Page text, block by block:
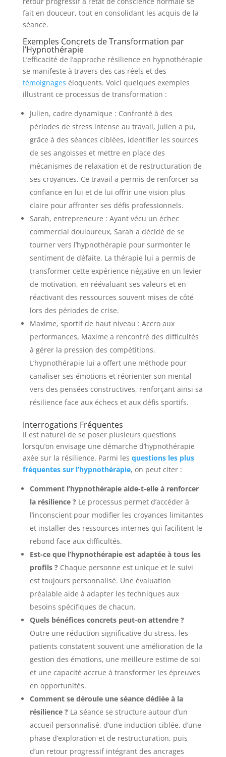
fait en douceur, tout en consolidant les acquis de la
séance.
Exemples Concrets de Transformation par
l’Hypnothérapie
L’efficacité de l’approche résilience en hypnothérapie
se manifeste à travers des cas réels et des
témoignages éloquents. Voici quelques exemples
illustrant ce processus de transformation :
Julien, cadre dynamique : Confronté à des
périodes de stress intense au travail, Julien a pu,
grâce à des séances ciblées, identifier les sources
de ses angoisses et mettre en place des
mécanismes de relaxation et de restructuration de
ses croyances. Ce travail a permis de renforcer sa
confiance en lui et de lui offrir une vision plus
claire pour affronter ses défis professionnels.
Sarah, entrepreneure : Ayant vécu un échec
commercial douloureux, Sarah a décidé de se
tourner vers l’hypnothérapie pour surmonter le
sentiment de défaite. La thérapie lui a permis de
transformer cette expérience négative en un levier
de motivation, en réévaluant ses valeurs et en
réactivant des ressources souvent mises de côté
lors des périodes de crise.
Maxime, sportif de haut niveau : Accro aux
performances, Maxime a rencontré des difficultés
à gérer la pression des compétitions.
L’hypnothérapie lui a offert une méthode pour
canaliser ses émotions et réorienter son mental
vers des pensées constructives, renforçant ainsi sa
résilience face aux échecs et aux défis sportifs.
Interrogations Fréquentes
Il est naturel de se poser plusieurs questions
lorsqu’on envisage une démarche d’hypnothérapie
axée sur la résilience. Parmi les questions les plus
fréquentes sur l’hypnothérapie, on peut citer :
Comment l’hypnothérapie aide-t-elle à renforcer
la résilience ?Le processus permet d’accéder à
l’inconscient pour modifier les croyances limitantes
et installer des ressources internes qui facilitent le
rebond face aux difficultés.
Est-ce que l’hypnothérapie est adaptée à tous les
profils ?Chaque personne est unique et le suivi
est toujours personnalisé. Une évaluation
préalable aide à adapter les techniques aux
besoins spécifiques de chacun.
Quels bénéfices concrets peut-on attendre ?
Outre une réduction significative du stress, les
patients constatent souvent une amélioration de la
gestion des émotions, une meilleure estime de soi
et une capacité accrue à transformer les épreuves
en opportunités.
Comment se déroule une séance dédiée à la
résilience ?La séance se structure autour d’un
accueil personnalisé, d’une induction ciblée, d’une
phase d’exploration et de restructuration, puis
d’un retour progressif intégrant des ancrages